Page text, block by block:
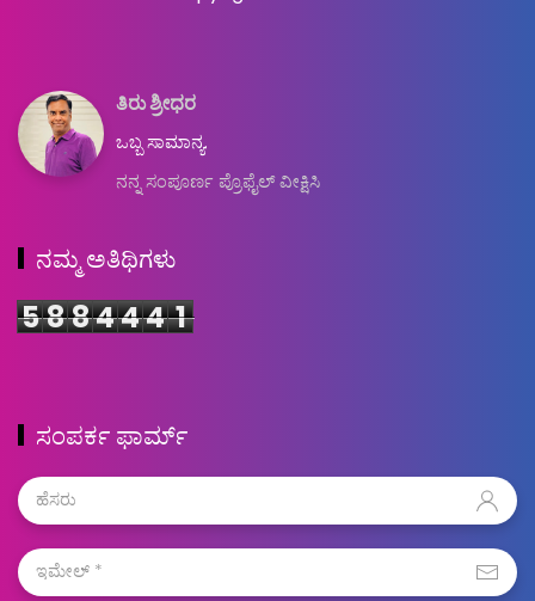
ತಿರು ಶ್ರೀಧರ
ಒಬ್ಬ ಸಾಮಾನ್ಯ.
ನನ್ನ ಸಂಪೂರ್ಣ ಪ್ರೊಫೈಲ್ ವೀಕ್ಷಿಸಿ
ನಮ್ಮ ಅತಿಥಿಗಳು
588444 1
ಸಂಪರ್ಕ ಫಾರ್ಮ್